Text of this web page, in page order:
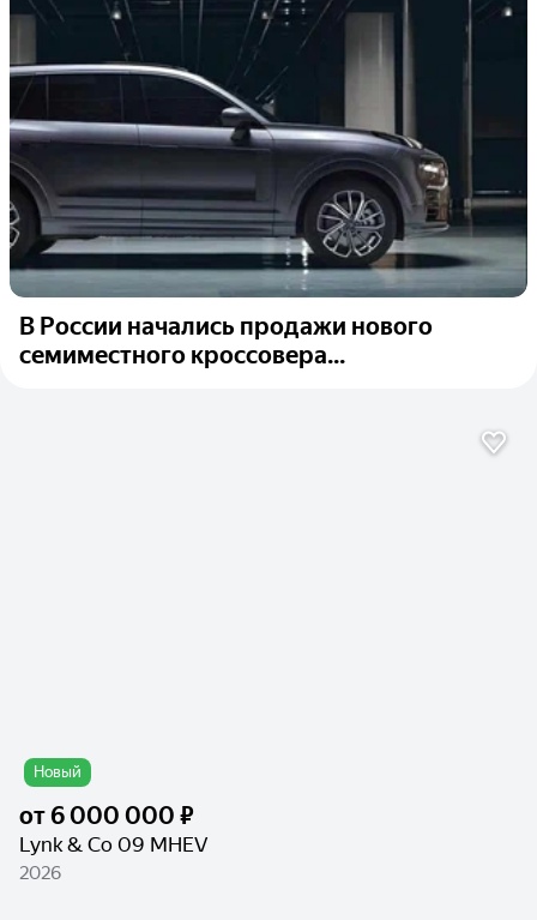
В России начались продажи нового
семиместного кроссовера...
Новый
от6 000 000 ₽
Lynk & Co 09 MHEV
2026